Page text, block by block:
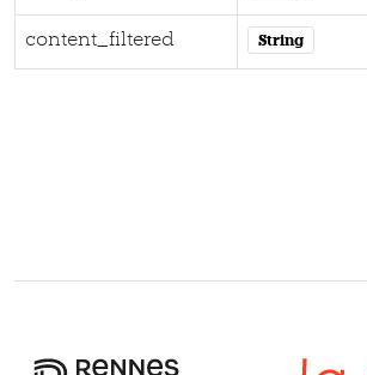
content_filtered String